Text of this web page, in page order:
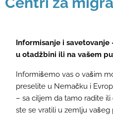
Informisanje i
u otadžbini ili na vašem
Informišemo vas o vašim
preselite u Nemačku i
– sa ciljem da tamo radite
ste se vratili u zemlju